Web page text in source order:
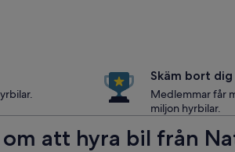
Skäm bort dig
Medlemmar får
miljon hyrbilar.
att hyra bil från